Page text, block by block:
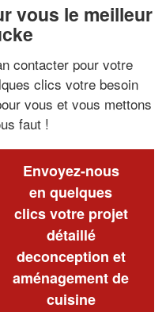
vous le meilleur
contacter pour votre
clics votre besoin
vous et vous mettons
faut !
Envoyez-nous
en quelques
clics votre projet
détaillé
deconception et
aménagement de
cuisine